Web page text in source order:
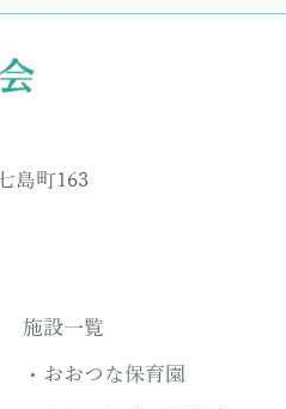
島町163
施設一覧
おおつな保育園